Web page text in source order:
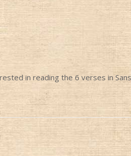
in reading the 6 verses in